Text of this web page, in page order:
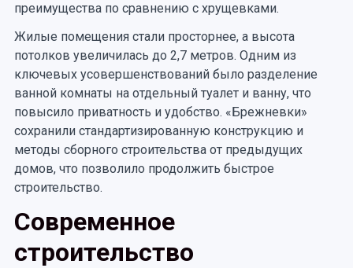
преимущества по сравнению с хрущевками.
Жилые помещения стали просторнее, а высота
потолков увеличилась до 2,7 метров. Одним из
ключевых усовершенствований было разделение
ванной комнаты на отдельный туалет и ванну, что
повысило приватность и удобство. «Брежневки»
сохранили стандартизированную конструкцию и
методы сборного строительства от предыдущих
домов, что позволило продолжить быстрое
строительство.
Современное
строительство